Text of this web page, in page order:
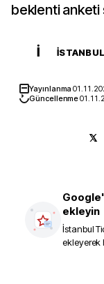
beklenti anketi
İ
Yayınlanma
Güncellenme
ekleyin
İstanbul
ekleyerek